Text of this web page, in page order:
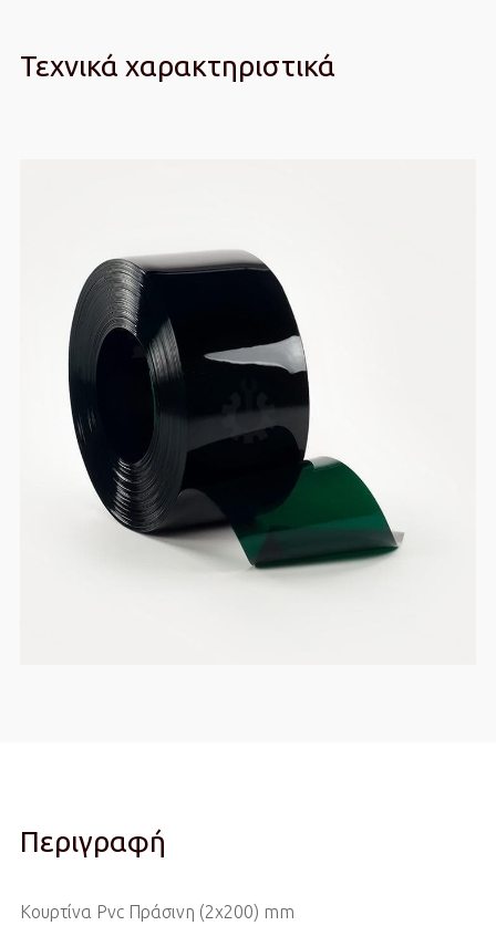
Τεχνικά χαρακτηριστικά
Περιγραφή
Κουρτίνα Pvc Πράσινη (2x200) mm